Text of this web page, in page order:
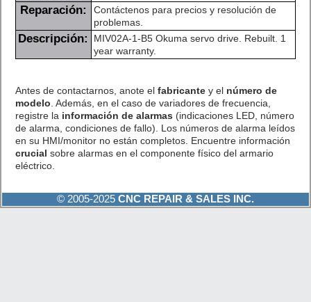
Reparación:
Contáctenos para precios y resolución de
problemas.
Descripción:
MIV02A-1-B5 Okuma servo drive. Rebuilt. 1
year warranty.
Antes de contactarnos, anote el fabricantey el número de
modelo . Además, en el caso de variadores de frecuencia,
registre la información de alarmas (indicaciones LED, número
de alarma, condiciones de fallo). Los números de alarma leídos
en su HMI/monitor no están completos. Encuentre información
crucial sobre alarmas en el componente físico del armario
eléctrico.
© 2005-2025 CNC REPAIR & SALES INC.